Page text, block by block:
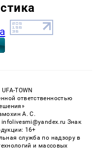
TOWN
ответственностью
А. С.
Знак
16+
служба по надзору в
и массовых